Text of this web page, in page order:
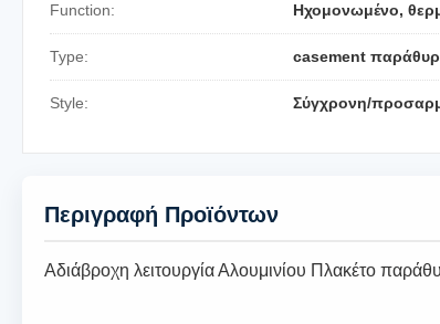
Function: Ηχομονωμένο,
Type: casement
Style: Σύγχρονη/
Περιγραφή Προϊόντων
Αδιάβροχη λειτουργία Αλουμινίου Πλακέτο